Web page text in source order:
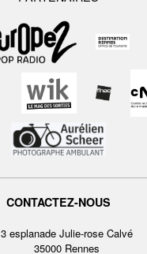
CONTACTEZ-NOUS
3 esplanade Julie-rose Calvé
35000 Rennes